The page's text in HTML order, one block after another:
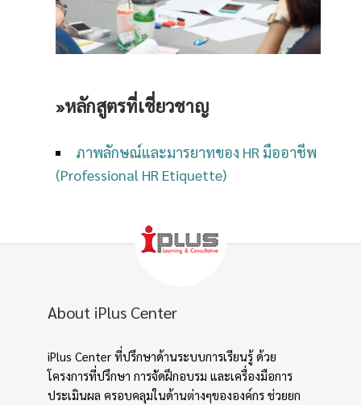
»หลักสูตรที่เชี่ยวชาญ
ภาพลักษณ์และมารยาทของ HR มืออาชีพ
(Professional HR Etiquette)
About iPlus Center
iPlus Center ที่ปรึกษาด้านระบบการเรียนรู้ ด้วย
โครงการที่ปรึกษา การจัดฝึกอบรม และเครื่องมือการ
ประเมินผล ครอบคลุมในด้านต่างๆขององค์กร ช่วยยก